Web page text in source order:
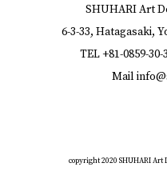
SHUHARI Art
6-3-33, Hatagasaki,
TEL+81-0859-30-
Mail
copyright 2020 SHUHARI Art